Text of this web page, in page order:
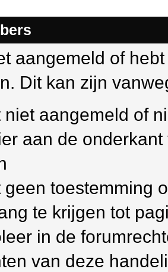
aangemeld of
Dit kan zijn
niet aangemeld of
aan de
geen toestemming
te krijgen tot
in de
van deze